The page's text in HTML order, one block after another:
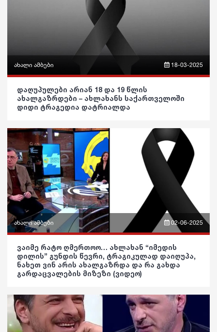
შოუბიზნესი
მედიცინა
ასტროლოგია
ფაქტები
გართობა
სოც. მედია
მსოფლიო
ეკონომიკა
სამართალი
რჩევები
ინტერვიუ
შოუბიზნესი
მედიცინა
კულინარია
ასტროლოგია
ფაქტები
ახალი ამბები
ვიდეო
საზოგადოება
განათლება
ჯანდაცვა
კულტურა
გართობა
სოც. მედია
სპორტი
მსოფლიო
ეკონომიკა
18-03-2025
დაღუპულები არიან 18 და 19 წლის
ახალგაზრდები – ახლახანს საქართველოში
დიდი ტრაგედია დატრიალდა
ახალი ამბები
ვიდეო
საზოგადოება
განათლება
02-06-2025
ვაიმე რატო ღმერთოო… ახლახან “იმედის
დილის” გუნდის წევრი, ტრაგიკულად დაიღუპა,
ნახეთ ვინ არის ახალგაზრდა და რა გახდა
გარდაცვალების მიზეზი (ვიდეო)